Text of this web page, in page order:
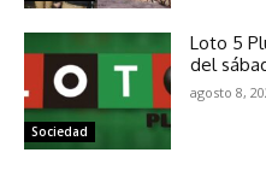
Sociedad
Loto 5
del
agosto 8,